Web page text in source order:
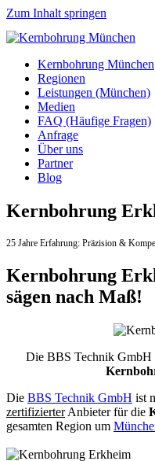
Zum Inhalt springen
Kernbohrung München
Regionen
Leistungen (München)
Medien
FAQ (Häufige Fragen)
Anfrage
Über uns
Partner
Blog
Kernbohrung
25 Jahre Erfahrung: Präzision &
Kernbohrung
sägen nach Maß!
Die BBS Technik GmbH
Die BBS Technik GmbH ist
zertifizierterAnbieter für die
gesamten Region um